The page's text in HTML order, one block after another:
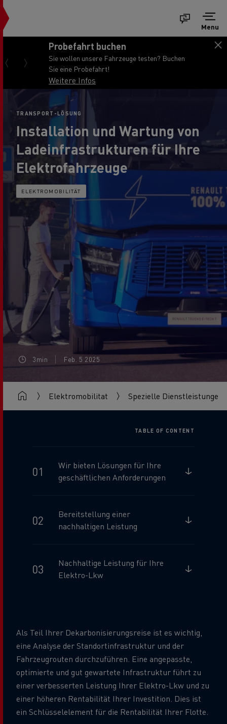
Menu
Probefahrt buchen
Sie wollen unsere Fahrzeuge testen? Buchen
Sie eine Probefahrt!
Weitere Infos
TRANSPORT-LÖSUNG
Installation und Wartung von
Ladeinfrastrukturen für Ihre
Elektrofahrzeuge
ELEKTROMOBILITÄT
3min Feb. 5 2025
Elektromobilitat Spezielle Dienstleistungen
TABLE OF CONTENT
Wir bieten Lösungen für Ihre
geschäftlichen Anforderungen
Bereitstellung einer
nachhaltigen Leistung
Nachhaltige Leistung für Ihre
Elektro-Lkw
Als Teil Ihrer Dekarbonisierungsreise ist es wichtig,
eine Analyse der Standortinfrastruktur und der
Fahrzeugrouten durchzuführen. Eine angepasste,
optimierte und gut gewartete Infrastruktur führt zu
einer verbesserten Leistung Ihrer Elektro-Lkw und zu
einer höheren Rentabilität Ihrer Investition. Dies ist
ein Schlüsselelement für die Rentabilität Ihrer Flotte.